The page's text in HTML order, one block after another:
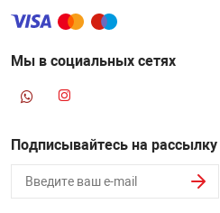
Мы в социальных сетях
Подписывайтесь на рассылку